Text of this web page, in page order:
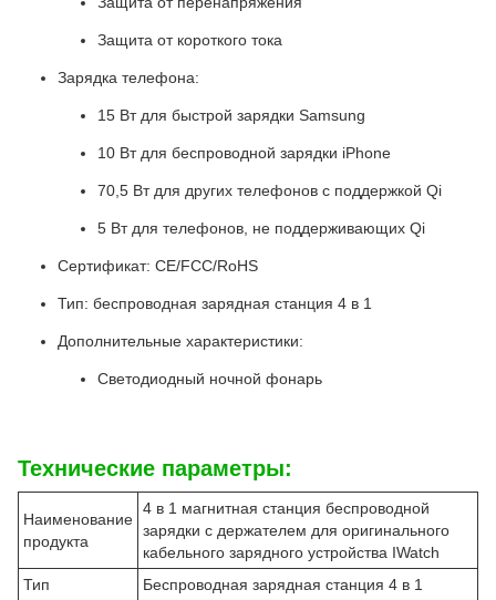
Защита от короткого тока
Зарядка телефона:
15 Вт для быстрой зарядки Samsung
10 Вт для беспроводной зарядки iPhone
70,5 Вт для других телефонов с поддержкой Qi
5 Вт для телефонов, не поддерживающих Qi
Сертификат: CE/FCC/RoHS
Тип: беспроводная зарядная станция 4 в 1
Дополнительные характеристики:
Светодиодный ночной фонарь
Технические параметры:
Наименование
продукта
4 в 1 магнитная станция беспроводной
зарядки с держателем для оригинального
кабельного зарядного устройства IWatch
Тип
Беспроводная зарядная станция 4 в 1